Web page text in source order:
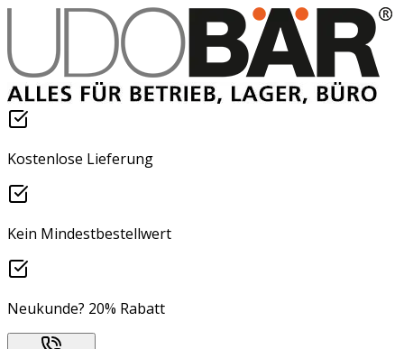
Kostenlose Lieferung
Kein Mindestbestellwert
Neukunde? 20% Rabatt